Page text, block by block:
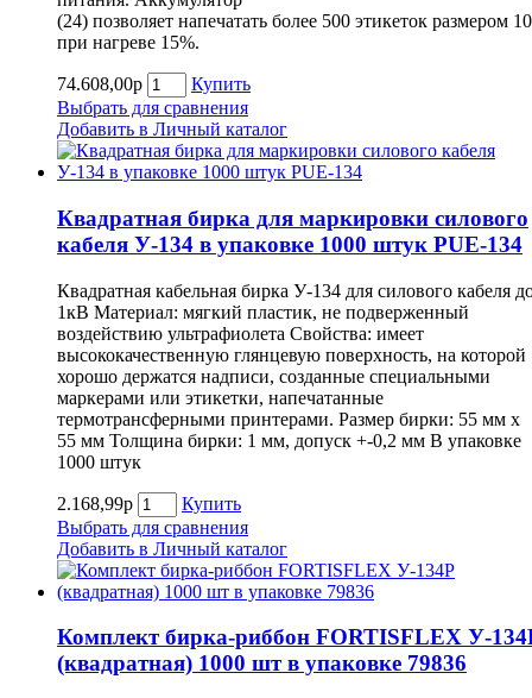
(24) позволяет напечатать более 500 этикеток размером
при нагреве 15%.
74.608,00р
Купить
Выбрать для сравнения
Добавить в Личный каталог
Квадратная бирка для маркировки силового
кабеля У-134 в упаковке 1000 штук PUE-134
Квадратная кабельная бирка У-134 для силового кабеля
1кВ Материал: мягкий пластик, не подверженный
воздействию ультрафиолета Свойства: имеет
высококачественную глянцевую поверхность, на которой
хорошо держатся надписи, созданные специальными
маркерами или этикетки, напечатанные
термотрансферными принтерами. Размер бирки: 55 мм х
55 мм Толщина бирки: 1 мм, допуск +-0,2 мм В упаковке
1000 штук
2.168,99р
Купить
Выбрать для сравнения
Добавить в Личный каталог
Комплект бирка-риббон FORTISFLEX У-
(квадратная) 1000 шт в упаковке 79836